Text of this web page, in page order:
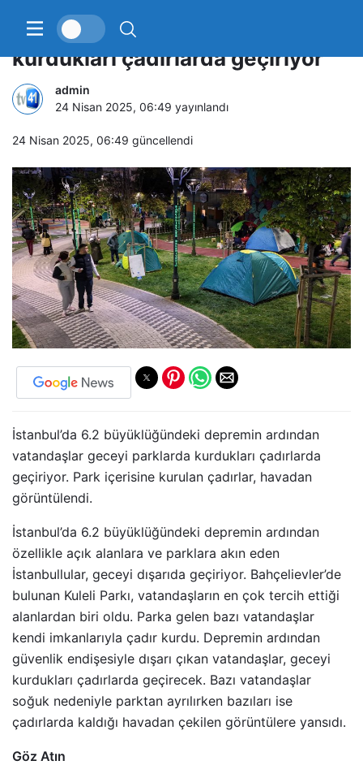
İstanbullular geceyi parkta
kurdukları çadırlarda geçiriyor
admin
24 Nisan 2025, 06:49 yayınlandı
24 Nisan 2025, 06:49 güncellendi
İstanbul’da 6.2 büyüklüğündeki depremin ardından
vatandaşlar geceyi parklarda kurdukları çadırlarda
geçiriyor. Park içerisine kurulan çadırlar, havadan
görüntülendi.
İstanbul’da 6.2 büyüklüğündeki depremin ardından
özellikle açık alanlara ve parklara akın eden
İstanbullular, geceyi dışarıda geçiriyor. Bahçelievler’de
bulunan Kuleli Parkı, vatandaşların en çok tercih ettiği
alanlardan biri oldu. Parka gelen bazı vatandaşlar
kendi imkanlarıyla çadır kurdu. Depremin ardından
güvenlik endişesiyle dışarı çıkan vatandaşlar, geceyi
kurdukları çadırlarda geçirecek. Bazı vatandaşlar
soğuk nedeniyle parktan ayrılırken bazıları ise
çadırlarda kaldığı havadan çekilen görüntülere yansıdı.
Göz Atın